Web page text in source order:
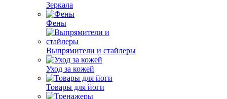
Зеркала
Фены
Выпрямители и стайлеры
Уход за кожей
Товары для йоги